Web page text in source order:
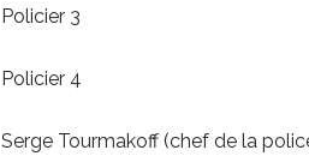
Policier 3 Marie-
Policier 4
Serge Tourmakoff (chef de la